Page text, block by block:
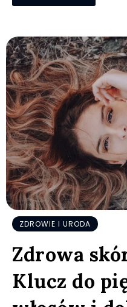
ZDROWIE I URODA
Zdrowa
Klucz do